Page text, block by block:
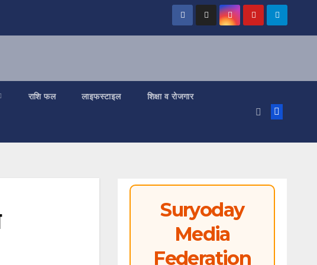
राशि फल लाइफस्टाइल शिक्षा व रोजगार
Suryoday
Media
Federation